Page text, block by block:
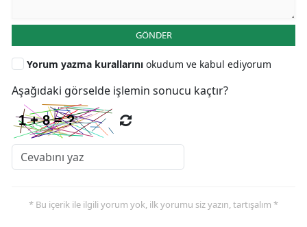
GÖNDER
Yorum yazma kurallarını okudum ve kabul ediyorum
Aşağıdaki görselde işlemin sonucu kaçtır?
* Bu içerik ile ilgili yorum yok, ilk yorumu siz yazın, tartışalım *